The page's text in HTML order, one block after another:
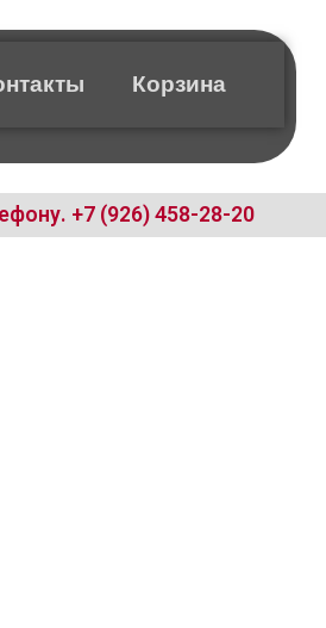
Корзина
+7 (926) 458-28-20